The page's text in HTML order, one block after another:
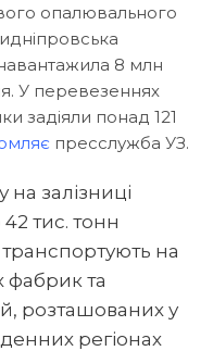
опалювального
навантажила 8 млн
У перевезеннях
задіяли понад 121
пресслужба УЗ.
залізниці
тис. тонн
на
фабрик та
розташованих у
регіонах